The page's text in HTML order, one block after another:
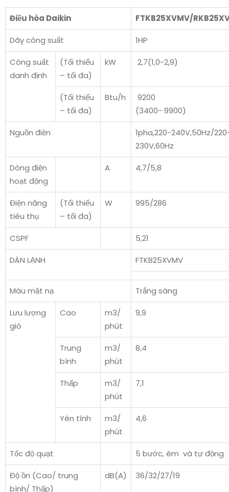
Điều hòa Daikin FTKB25XVMV/
Dãy công suất 1HP
Công suất
danh định
(Tối thiểu
– tối đa)
kW 2,7(1,0-2,9)
(Tối thiểu
– tối đa)
Btu/h
9200
(3400- 9900)
Nguồn điện
1pha,220-240V,50Hz/
230V,60Hz
Dòng điện
hoạt động
A 4,7/5,8
Điện năng
tiêu thụ
(Tối thiểu
– tối đa)
W 995/286
CSPF 5,21
DÀN LẠNH FTKB25XVMV
Màu mặt nạ Trắng sáng
Lưu lượng
gió
Cao
m3/
phút
9,9
Trung
bình
m3/
phút
8,4
Thấp
m3/
phút
7,1
Yên tĩnh
m3/
phút
4,6
Tốc độ quạt 5 bước, êm và tự động
Độ ồn (Cao/ trung
bình/ Thấp)
dB(A) 36/32/27/19